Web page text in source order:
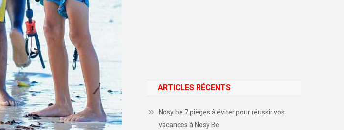
ARTICLES RÉCENTS
Nosy be 7 pièges à éviter pour réussir vos
vacances à Nosy Be